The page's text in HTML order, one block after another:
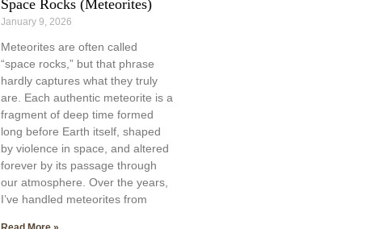
Space Rocks (Meteorites)
January 9, 2026
Meteorites are often called
“space rocks,” but that phrase
hardly captures what they truly
are. Each authentic meteorite is a
fragment of deep time formed
long before Earth itself, shaped
by violence in space, and altered
forever by its passage through
our atmosphere. Over the years,
I’ve handled meteorites from